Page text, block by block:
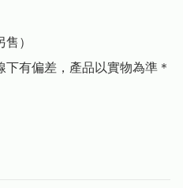
）
下有偏差，產品以實物為準＊